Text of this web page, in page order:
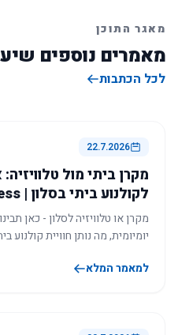
מאגר התוכן
מאמרים נוספים
לכל הכתבות
22.7.2026
מקרן ביתי מול
לקולנוע ביתי בסלון | Aliexpress
מקרן או טלוויזיה לסלון - כאן
יומיומית, מה נותן חוויית
למאמר המלא